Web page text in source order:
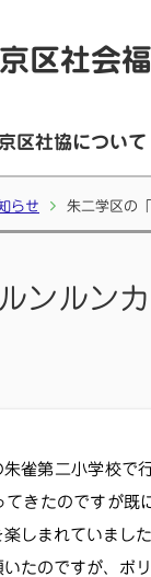
区社会
区社協について
らせ 朱二学区の
ンルン
雀第二小学校で
てきたのですが既
楽しまれていまし
たのですが、ボ